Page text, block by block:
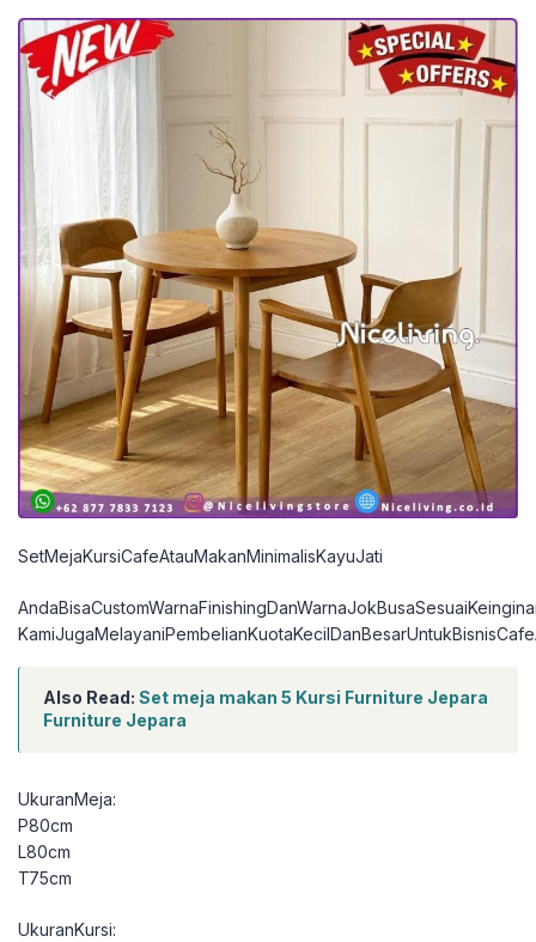
SetMejaKursiCafeAtauMakanMinimalisKayuJati
Also Read: Set meja makan 5 Kursi Furniture Jepara
Furniture Jepara
UkuranMeja:
P80cm
L80cm
T75cm
UkuranKursi: